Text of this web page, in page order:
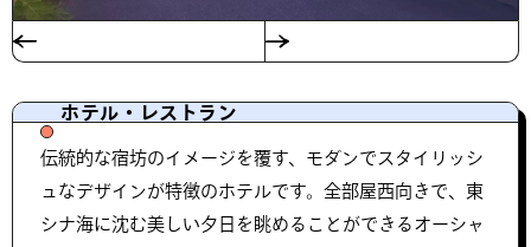
ホテル・レストラン
伝統的な宿坊のイメージを覆す、モダンでスタイリッシ
ュなデザインが特徴のホテルです。全部屋西向きで、東
シナ海に沈む美しい夕日を眺めることができるオーシャ